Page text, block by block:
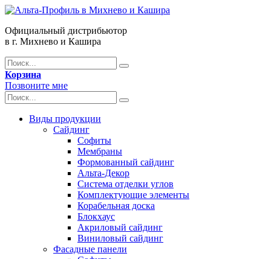
Официальный дистрибьютор
в г. Михнево и Кашира
Корзина
Позвоните мне
Виды продукции
Сайдинг
Софиты
Мембраны
Формованный сайдинг
Альта-Декор
Система отделки углов
Комплектующие элементы
Корабельная доска
Блокхаус
Акриловый сайдинг
Виниловый сайдинг
Фасадные панели